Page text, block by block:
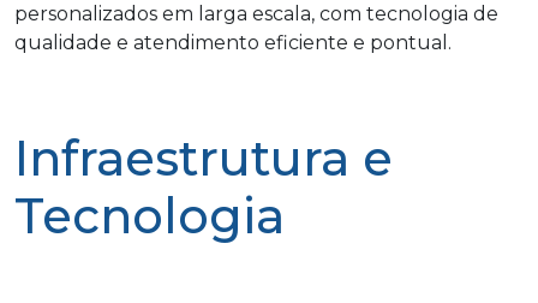
personalizados em larga escala, com tecnologia de
qualidade e atendimento eficiente e pontual.
Infraestrutura e
Tecnologia